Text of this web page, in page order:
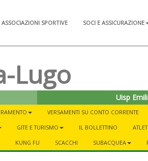
ASSOCIAZIONI SPORTIVE SOCI E ASSICURAZIONE
Lugo
Uisp
VERSAMENTI SU CONTO CORRENTE
GITE E TURISMO IL BOLLETTINO
KUNG FU SCACCHI SUBACQUEA